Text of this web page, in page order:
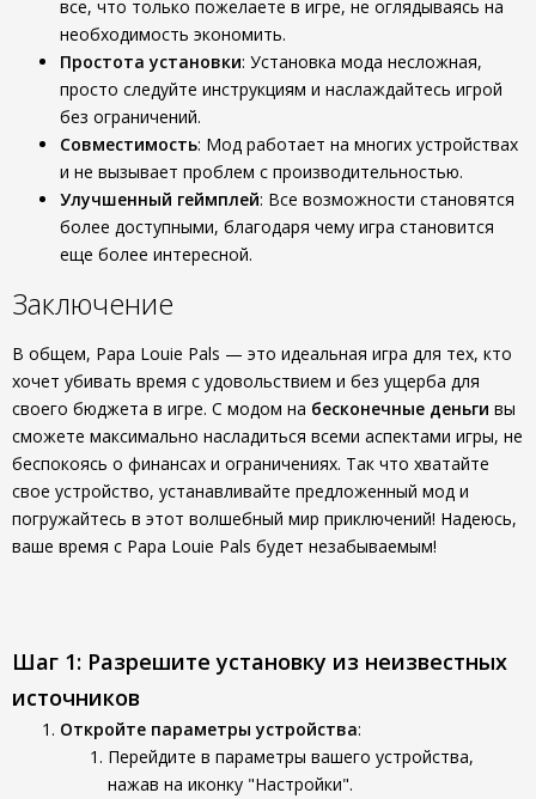
все, что только пожелаете в игре, не оглядываясь на
необходимость экономить.
Простота установки: Установка мода несложная,
просто следуйте инструкциям и наслаждайтесь игрой
без ограничений.
Совместимость: Мод работает на многих устройствах
и не вызывает проблем с производительностью.
Улучшенный геймплей: Все возможности становятся
более доступными, благодаря чему игра становится
еще более интересной.
Заключение
В общем, Papa Louie Pals — это идеальная игра для тех, кто
хочет убивать время с удовольствием и без ущерба для
своего бюджета в игре. С модом на бесконечные деньги вы
сможете максимально насладиться всеми аспектами игры, не
беспокоясь о финансах и ограничениях. Так что хватайте
свое устройство, устанавливайте предложенный мод и
погружайтесь в этот волшебный мир приключений! Надеюсь,
ваше время с Papa Louie Pals будет незабываемым!
Шаг 1: Разрешите установку из неизвестных
источников
Откройте параметры устройства:
Перейдите в параметры вашего устройства,
нажав на иконку "Настройки".